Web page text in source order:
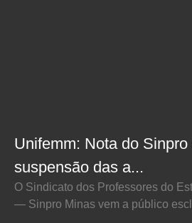
Unifemm: Nota do Sinpro
suspensão das a...
O Sindicato dos Professores do
— Sinpro Minas vem a público